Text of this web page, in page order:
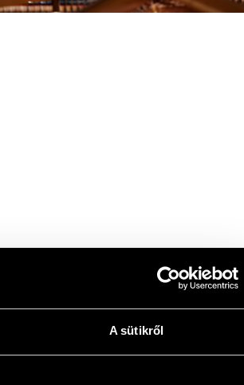
A sütikről